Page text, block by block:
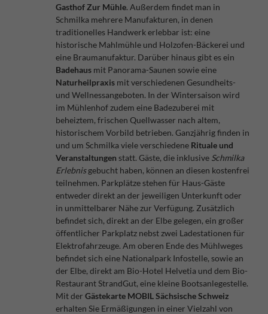
Gasthof Zur Mühle. Außerdem findet man in
Schmilka mehrere Manufakturen, in denen
traditionelles Handwerk erlebbar ist: eine
historische Mahlmühle und Holzofen-Bäckerei und
eine Braumanufaktur. Darüber hinaus gibt es ein
Badehaus mit Panorama-Saunen sowie eine
Naturheilpraxis mit verschiedenen Gesundheits-
und Wellnessangeboten. In der Wintersaison wird
im Mühlenhof zudem eine Badezuberei mit
beheiztem, frischen Quellwasser nach altem,
historischem Vorbild betrieben. Ganzjährig finden in
und um Schmilka viele verschiedene Rituale und
Veranstaltungen statt. Gäste, die inklusive Schmilka
Erlebnisgebucht haben, können an diesen kostenfrei
teilnehmen. Parkplätze stehen für Haus-Gäste
entweder direkt an der jeweiligen Unterkunft oder
in unmittelbarer Nähe zur Verfügung. Zusätzlich
befindet sich, direkt an der Elbe gelegen, ein großer
öffentlicher Parkplatz nebst zwei Ladestationen für
Elektrofahrzeuge. Am oberen Ende des Mühlweges
befindet sich eine Nationalpark Infostelle, sowie an
der Elbe, direkt am Bio-Hotel Helvetia und dem Bio-
Restaurant StrandGut, eine kleine Bootsanlegestelle.
Mit der Gästekarte MOBIL Sächsische Schweiz
erhalten Sie Ermäßigungen in einer Vielzahl von